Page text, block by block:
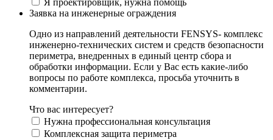
Я проектировщик, нужна помощь
Заявка на инженерные ограждения
Одно из направлений деятельности FENSYS- комплекс
инженерно-технических систем и средств безопасности
периметра, внедренных в единый центр сбора и
обработки информации. Если у Вас есть какие-либо
вопросы по работе комплекса, просьба уточнить в
комментарии.
Что вас интересует?
Нужна профессиональная консультация
Комплексная защита периметра